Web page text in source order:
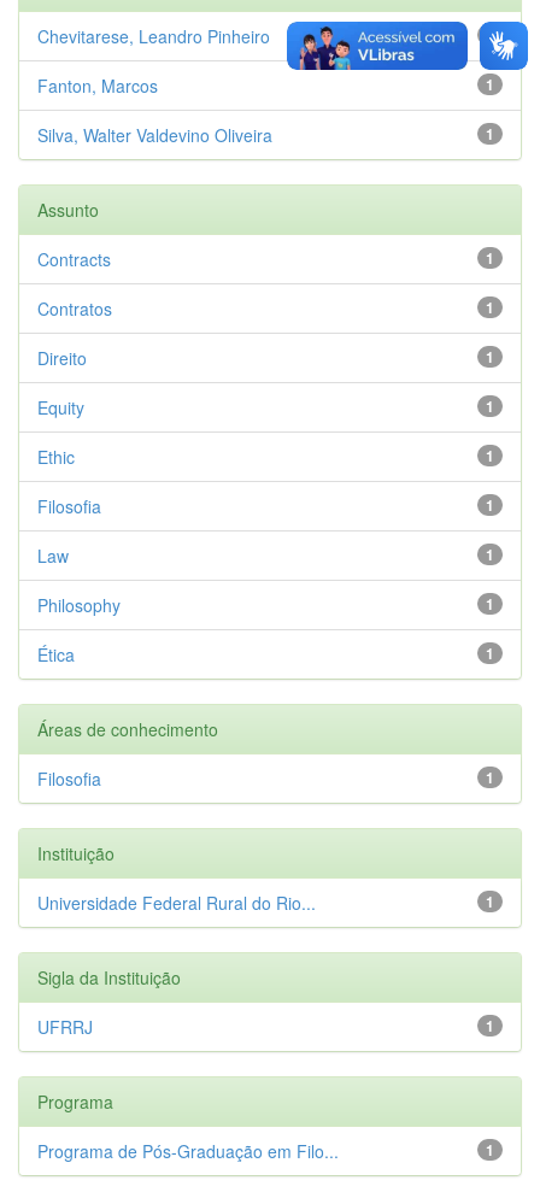
1
Chevitarese, Leandro Pinheiro
1
Fanton, Marcos
1
Silva, Walter Valdevino Oliveira
Assunto
1
Contracts
1
Contratos
1
Direito
1
Equity
1
Ethic
1
Filosofia
1
Law
1
Philosophy
1
Ética
Áreas de conhecimento
1
Filosofia
Instituição
1
Universidade Federal Rural do Rio...
Sigla da Instituição
1
UFRRJ
Programa
1
Programa de Pós-Graduação em Filo...